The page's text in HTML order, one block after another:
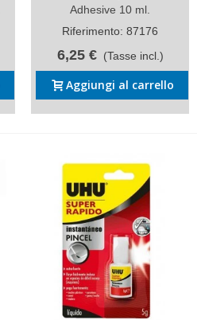
Adhesive 10 ml.
Riferimento: 87176
6,25 € (Tasse incl.)
Aggiungi al carrello